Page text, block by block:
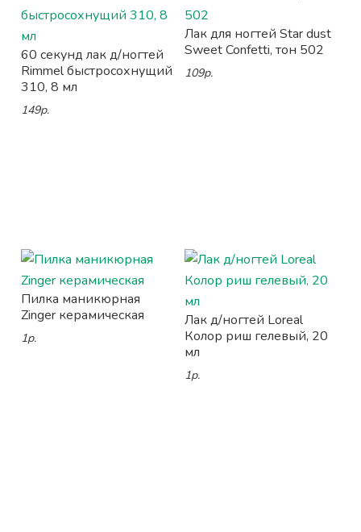
60 секунд лак д/ногтей
Rimmel быстросохнущий
310, 8 мл
149р.
Лак для ногтей Star dust
Sweet Confetti, тон 502
109р.
Пилка маникюрная
Zinger керамическая
1р.
Лак д/ногтей Loreal
Колор риш гелевый, 20
мл
1р.